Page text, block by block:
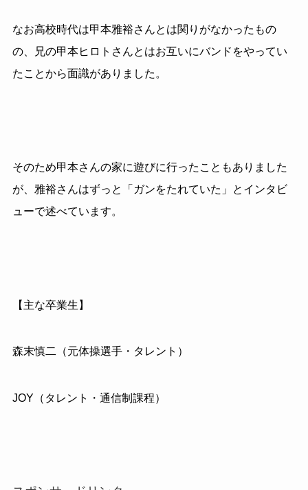
なお高校時代は甲本雅裕さんとは関りがなかったもの
の、兄の甲本ヒロトさんとはお互いにバンドをやってい
たことから面識がありました。
そのため甲本さんの家に遊びに行ったこともありました
が、雅裕さんはずっと「ガンをたれていた」とインタビ
ューで述べています。
【主な卒業生】
森末慎二（元体操選手・タレント）
JOY（タレント・通信制課程）